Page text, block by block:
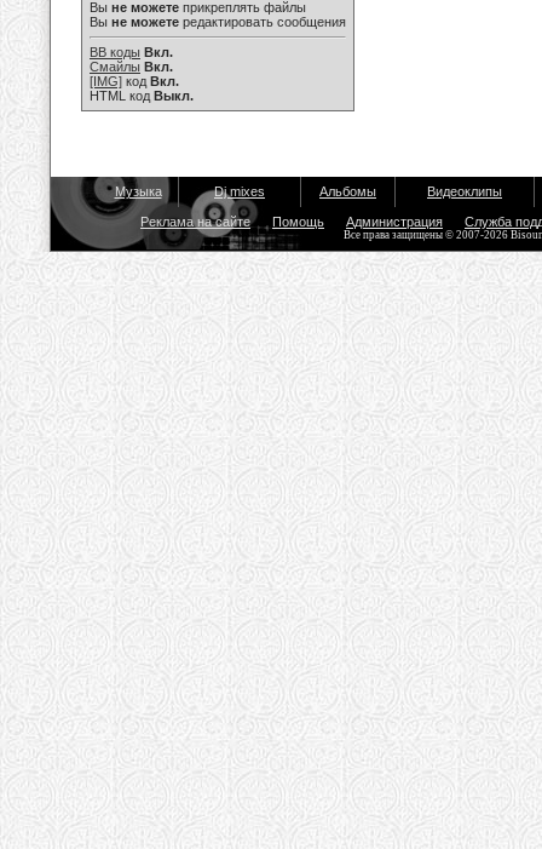
Вы не можете прикреплять файлы
Вы не можете редактировать сообщения
BB коды Вкл.
Смайлы Вкл.
[IMG] код Вкл.
HTML код Выкл.
Музыка Dj mixes Альбомы Видеоклипы
Реклама на сайте Помощь Администрация Служба
Все права защищены © 2007-2026